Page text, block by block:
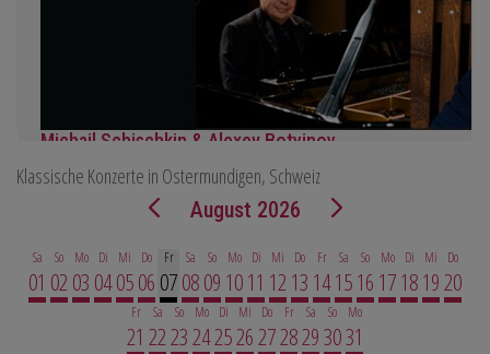
Michail Schischkin & Alexey Botvinov
Michail Schischkin - Lesung, Gespräch und Alexey Botvinov -
Sonntag 16.8.2026, 10:30, Hotel Hammer (Schweiz)
Klassische Konzerte in Ostermundigen, Schweiz
August 2026
Sa
01
So
02
Mo
03
Di
04
Mi
05
Do
06
Fr
07
Sa
08
So
09
Mo
10
Di
11
Mi
12
Do
13
Fr
14
Sa
15
So
16
Mo
17
Di
18
Mi
19
Do
20
Fr
21
Sa
22
So
23
Mo
24
Di
25
Mi
26
Do
27
Fr
28
Sa
29
So
30
Mo
31